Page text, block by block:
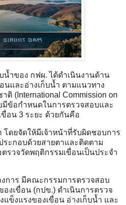
น้ำของ กฟผ. ได้ดำเนินงานด้าน
และอ่างเก็บน้ำ ตามแนวทาง
ติ (International Commission on
มีข้อกำหนดในการตรวจสอบและ
อน 3 ระยะ ด้วยกันคือ
โดยจัดให้มีเจ้าหน้าที่รับผิดชอบการ
ระกอบด้วยสายตาและติดตาม
รวจวัดพฤติกรรมเขื่อนเป็นประจำ
การ มีคณะกรรมการตรวจสอบ
งเขื่อน (กปข.) ดำเนินการตรวจ
ข็งแรงของเขื่อน อ่างเก็บน้ำ และ